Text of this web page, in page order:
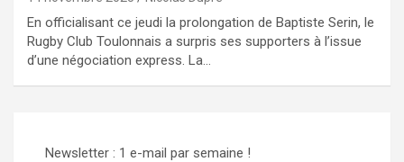
En officialisant ce jeudi la prolongation de Baptiste Serin, le
Rugby Club Toulonnais a surpris ses supporters à l’issue
d’une négociation express. La…
Newsletter : 1 e-mail par semaine !